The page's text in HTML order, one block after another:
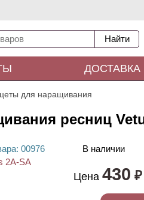
ДОСТАВКА
для наращивания
ресниц
: 00976 В наличии
Цена 430 ₽